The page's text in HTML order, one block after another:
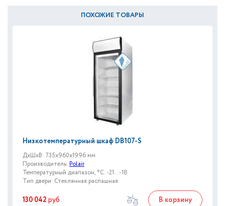
ПОХОЖИЕ ТОВАРЫ
Низкотемпературный шкаф DB107-S
ДxШxВ: 735x960x1996 мм
Производитель: Polair
Температурный диапазон, °C: -21...-18
Тип двери: Стеклянная распашная
130 042 руб В корзину